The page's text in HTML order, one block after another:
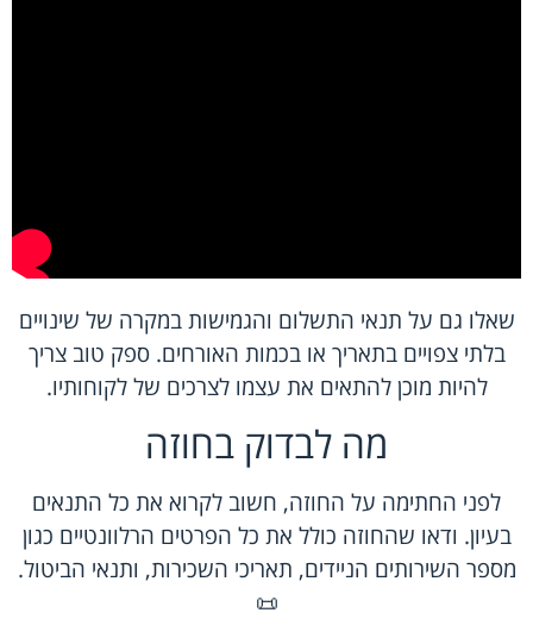
שאלו גם על תנאי התשלום והגמישות במקרה של שינויים
בלתי צפויים בתאריך או בכמות האורחים. ספק טוב צריך
להיות מוכן להתאים את עצמו לצרכים של לקוחותיו.
מה לבדוק בחוזה
לפני החתימה על החוזה, חשוב לקרוא את כל התנאים
בעיון. ודאו שהחוזה כולל את כל הפרטים הרלוונטיים כגון
מספר השירותים הניידים, תאריכי השכירות, ותנאי הביטול.
📜